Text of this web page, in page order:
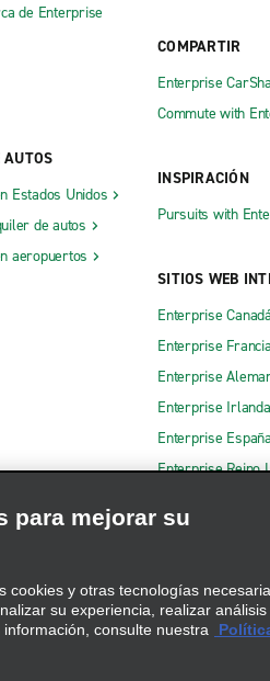
de Enterprise
AUTOS
Estados Unidos
de autos
aeropuertos
COMPARTIR
Enterprise
Commute with
INSPIRACIÓN
Pursuits with
SITIOS WEB
Enterprise Canadá
Enterprise Francia
Enterprise
Enterprise Irlanda
Enterprise España
Enterprise Reino
para mejorar su
cookies y otras tecnologías
su experiencia, realizar
consulte nuestra